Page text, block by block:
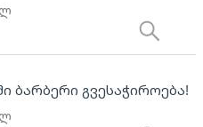
ში ბარბერი გვესაჭიროება!